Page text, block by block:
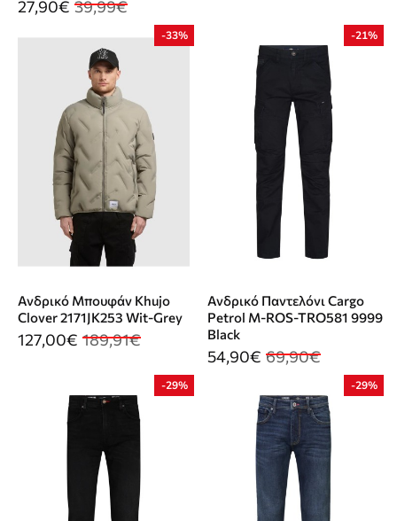
27,90€ 39,99€
-33%
Ανδρικό Μπουφάν Khujo
Clover 2171JK253 Wit-Grey
127,00€ 189,91€
-21%
Ανδρικό Παντελόνι Cargo
Petrol M-ROS-TRO581 9999
Black
54,90€ 69,90€
-29% -29%